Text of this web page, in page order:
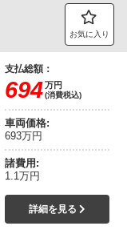
お気に入り
支払総額：
694万円
(消費税込)
車両価格:
693万円
諸費用:
1.1万円
詳細を見る